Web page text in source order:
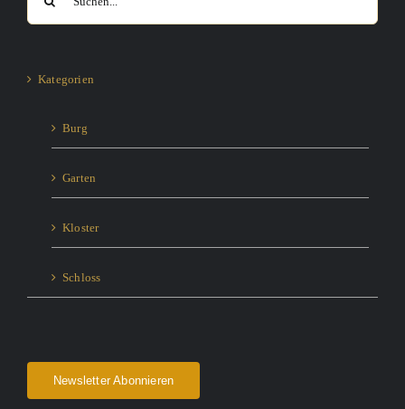
nach:
Kategorien
Burg
Garten
Kloster
Schloss
Newsletter Abonnieren